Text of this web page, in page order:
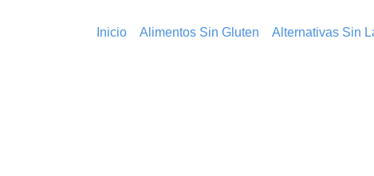
Inicio Alimentos Sin Gluten Alternativas Sin